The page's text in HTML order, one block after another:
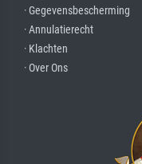
· Gegevensbescherming
· Annulatierecht
· Klachten
· Over Ons